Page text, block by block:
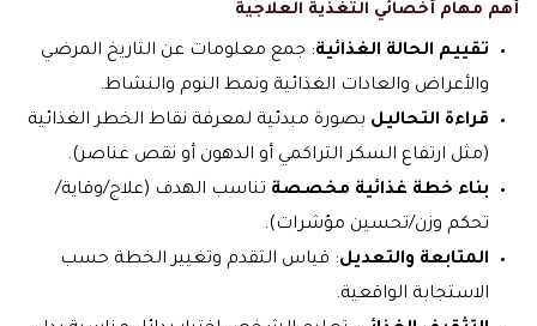
أهم مهام أخصائي التغذية العلاجية
تقييم الحالة الغذائية: جمع معلومات عن التاريخ المرضي
والأعراض والعادات الغذائية ونمط النوم والنشاط.
قراءة التحاليل بصورة مبدئية لمعرفة نقاط الخطر الغذائية
(مثل ارتفاع السكر التراكمي أو الدهون أو نقص عناصر).
بناء خطة غذائية مخصصة تناسب الهدف (علاج/وقاية/
تحكم وزن/تحسين مؤشرات).
المتابعة والتعديل: قياس التقدم وتغيير الخطة حسب
الاستجابة الواقعية.